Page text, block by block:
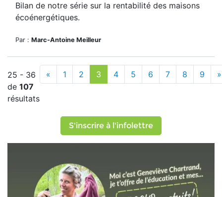
Bilan de notre série sur la rentabilité des maisons
écoénergétiques.
Par : Marc-Antoine Meilleur
25 - 36
de 107
résultats
« 1 2 3 4 5 6 7 8 9 »
S'inscrire à l'infolettre